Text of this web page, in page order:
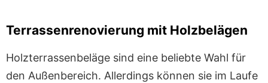
Terrassenrenovierung mit Holzbelägen
Holzterrassenbeläge sind eine beliebte Wahl für
den Außenbereich. Allerdings können sie im Laufe